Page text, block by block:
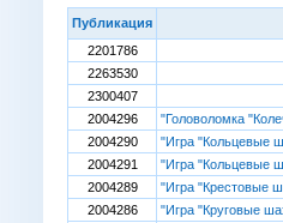
Публикация
2201786
2263530
2300407
2004296
"Головоломка
2004290
"Игра "Кольцевые
2004291
"Игра "Кольцевые
2004289
"Игра "Крестовые
2004286
"Игра "Круговые